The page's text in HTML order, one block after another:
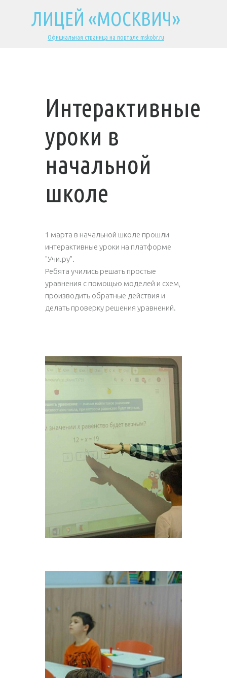
ЛИЦЕЙ «МОСКВИЧ»
Официальная страница на портале mskobr.ru
Интерактивные
уроки в
начальной
школе
1 марта в начальной школе прошли
интерактивные уроки на платформе
"Учи.ру".
Ребята учились решать простые
уравнения с помощью моделей и схем,
производить обратные действия и
делать проверку решения уравнений.